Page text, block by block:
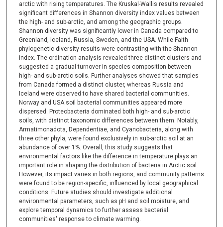
arctic with rising temperatures. The Kruskal-Wallis results revealed
significant differences in Shannon diversity index values between
the high- and sub-arctic, and among the geographic groups.
Shannon diversity was significantly lower in Canada compared to
Greenland, Iceland, Russia, Sweden, and the USA. While Faith
phylogenetic diversity results were contrasting with the Shannon
index. The ordination analysis revealed three distinct clusters and
suggested a gradual turnover in species composition between
high- and sub-arctic soils. Further analyses showed that samples
from Canada formed a distinct cluster, whereas Russia and
Iceland were observed to have shared bacterial communities.
Norway and USA soil bacterial communities appeared more
dispersed. Proteobacteria dominated both high- and sub-arctic
soils, with distinct taxonomic differences between them. Notably,
Armatimonadota, Dependentiae, and Cyanobacteria, along with
three other phyla, were found exclusively in sub-arctic soil at an
abundance of over 1%. Overall, this study suggests that
environmental factors like the difference in temperature plays an
important role in shaping the distribution of bacteria in Arctic soil.
However, its impact varies in both regions, and community patterns
were found to be region-specific, influenced by local geographical
conditions. Future studies should investigate additional
environmental parameters, such as pH and soil moisture, and
explore temporal dynamics to further assess bacterial
communities' response to climate warming.